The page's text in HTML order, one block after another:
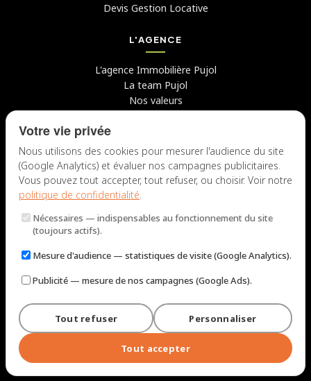
Devis Gestion Locative
L'AGENCE
L'agence Immobilière Pujol
La team Pujol
Nos valeurs
Avis clients
Candidater chez nous
NOUS CONTACTER
Lun – Jeu : 9h – 12h / 14h – 18h
© 2026 Immobilière Pujol — Marseille. Tous droits réservés.
Mentions légales et tarifsPolitique de confidentialitéPlan du site
Gérer les cookies
Votre vie privée
Nous utilisons des cookies pour mesurer l'audience du site
(Google Analytics) et évaluer nos campagnes publicitaires.
Vous pouvez tout accepter, tout refuser, ou choisir. Voir notre
politique de confidentialité.
Nécessaires — indispensables au fonctionnement du site
(toujours actifs).
Mesure d'audience — statistiques de visite (Google Analytics).
Publicité — mesure de nos campagnes (Google Ads).
Tout refuser Personnaliser
Tout accepter